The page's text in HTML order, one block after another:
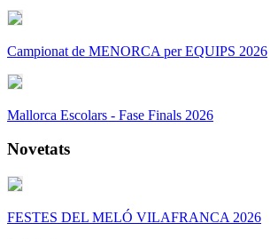
Campionat de MENORCA per EQUIPS 2026
Mallorca Escolars - Fase Finals 2026
Novetats
FESTES DEL MELÓ VILAFRANCA 2026